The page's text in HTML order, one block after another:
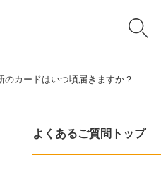
カードはいつ頃届きますか？
よくあるご質問トップ